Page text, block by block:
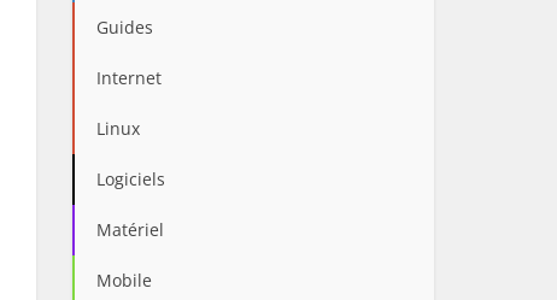
Guides
Internet
Linux
Logiciels
Matériel
Mobile